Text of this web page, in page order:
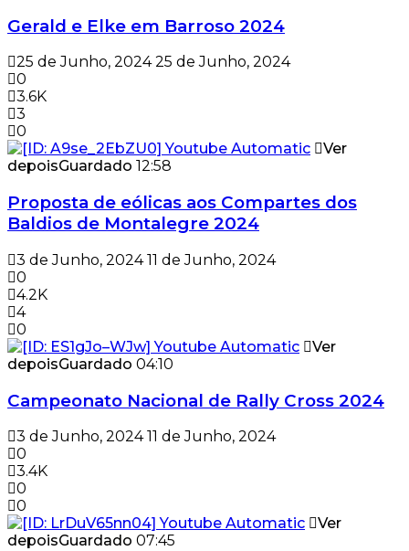
Gerald e Elke em Barroso 2024
25 de Junho, 2024 25 de Junho, 2024
0
3.6K
3
0
Ver
depoisGuardado 12:58
Proposta de eólicas aos Compartes dos
Baldios de Montalegre 2024
3 de Junho, 2024 11 de Junho, 2024
0
4.2K
4
0
Ver
depoisGuardado 04:10
Campeonato Nacional de Rally Cross 2024
3 de Junho, 2024 11 de Junho, 2024
0
3.4K
0
0
Ver
depoisGuardado 07:45